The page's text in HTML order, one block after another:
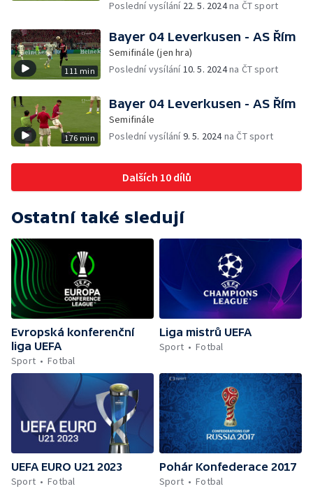
Poslední vysílání 22. 5. 2024na ČT sport
111 min
Bayer 04 Leverkusen - AS Řím
Semifinále (jen hra)
Poslední vysílání10. 5. 2024na ČT sport
176 min
Bayer 04 Leverkusen - AS Řím
Semifinále
Poslední vysílání9. 5. 2024na ČT sport
Dalších 10 dílů
Ostatní také sledují
Evropská konferenční
liga UEFA
Sport
Fotbal
Liga mistrů UEFA
Sport
Fotbal
UEFA EURO U21 2023
Sport
Fotbal
Pohár Konfederace 2017
Sport
Fotbal